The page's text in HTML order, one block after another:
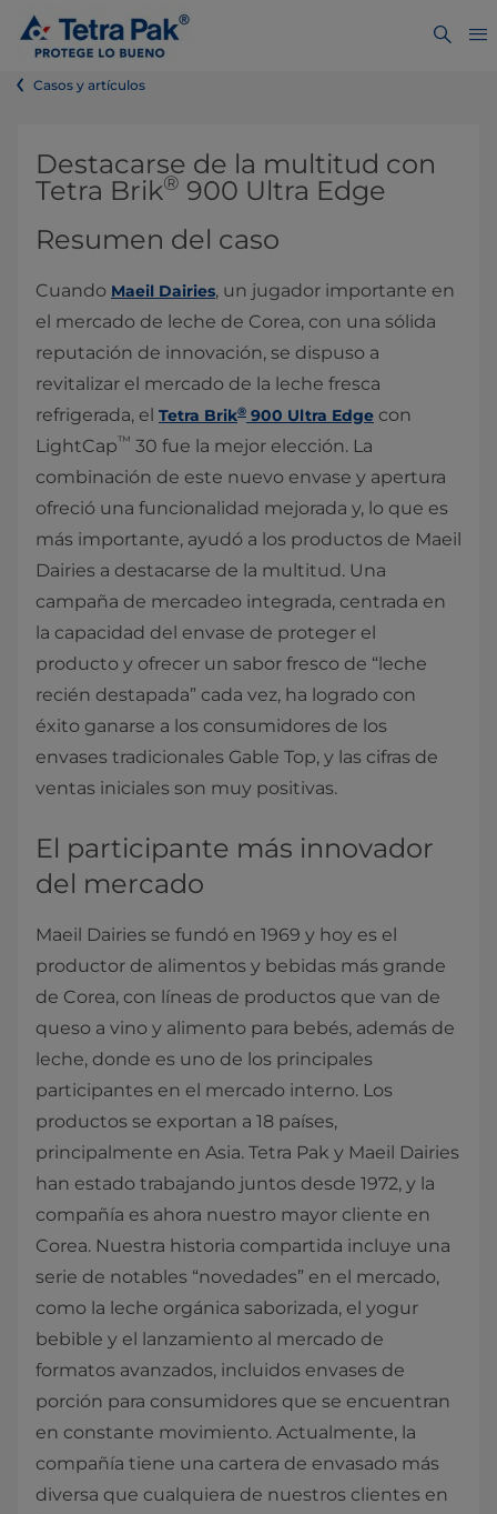
Casos y artículos
Destacarse de la multitud con
Tetra Brik® 900 Ultra Edge
Resumen del caso
Cuando Maeil Dairies, un jugador importante en
el mercado de leche de Corea, con una sólida
reputación de innovación, se dispuso a
revitalizar el mercado de la leche fresca
refrigerada, el Tetra Brik® 900 Ultra Edge con
LightCap™ 30 fue la mejor elección. La
combinación de este nuevo envase y apertura
ofreció una funcionalidad mejorada y, lo que es
más importante, ayudó a los productos de Maeil
Dairies a destacarse de la multitud. Una
campaña de mercadeo integrada, centrada en
la capacidad del envase de proteger el
producto y ofrecer un sabor fresco de “leche
recién destapada” cada vez, ha logrado con
éxito ganarse a los consumidores de los
envases tradicionales Gable Top, y las cifras de
ventas iniciales son muy positivas.
El participante más innovador
del mercado
Maeil Dairies se fundó en 1969 y hoy es el
productor de alimentos y bebidas más grande
de Corea, con líneas de productos que van de
queso a vino y alimento para bebés, además de
leche, donde es uno de los principales
participantes en el mercado interno. Los
productos se exportan a 18 países,
principalmente en Asia. Tetra Pak y Maeil Dairies
han estado trabajando juntos desde 1972, y la
compañía es ahora nuestro mayor cliente en
Corea. Nuestra historia compartida incluye una
serie de notables “novedades” en el mercado,
como la leche orgánica saborizada, el yogur
bebible y el lanzamiento al mercado de
formatos avanzados, incluidos envases de
porción para consumidores que se encuentran
en constante movimiento. Actualmente, la
compañía tiene una cartera de envasado más
diversa que cualquiera de nuestros clientes en